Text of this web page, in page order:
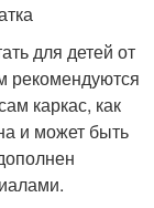
для детей от
каркас, как
и может быть